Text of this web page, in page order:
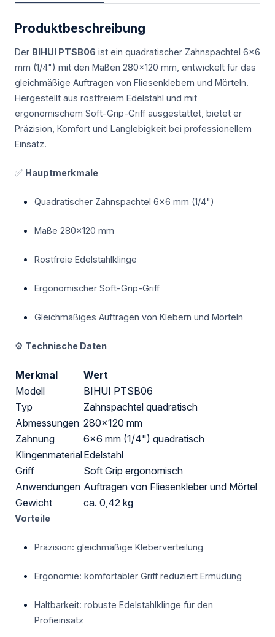
Produktbeschreibung
Der BIHUI PTSB06 ist ein quadratischer Zahnspachtel 6×6
mm (1/4") mit den Maßen 280×120 mm, entwickelt für das
gleichmäßige Auftragen von Fliesenklebern und Mörteln.
Hergestellt aus rostfreiem Edelstahl und mit
ergonomischem Soft-Grip-Griff ausgestattet, bietet er
Präzision, Komfort und Langlebigkeit bei professionellem
Einsatz.
✅ Hauptmerkmale
Quadratischer Zahnspachtel 6×6 mm (1/4")
Maße 280×120 mm
Rostfreie Edelstahlklinge
Ergonomischer Soft-Grip-Griff
Gleichmäßiges Auftragen von Klebern und Mörteln
⚙️ Technische Daten
Merkmal
Wert
Modell
BIHUI PTSB06
Typ
Zahnspachtel quadratisch
Abmessungen 280×120 mm
Zahnung
6×6 mm (1/4") quadratisch
KlingenmaterialEdelstahl
Griff
Soft Grip ergonomisch
Anwendungen Auftragen von Fliesenkleber und Mörtel
Gewicht
ca. 0,42 kg
Vorteile
Präzision: gleichmäßige Kleberverteilung
Ergonomie: komfortabler Griff reduziert Ermüdung
Haltbarkeit: robuste Edelstahlklinge für den
Profieinsatz